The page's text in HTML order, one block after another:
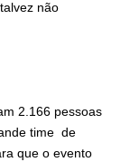
não
2.166 pessoas
time de
que o evento